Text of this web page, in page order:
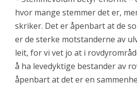
hvor mange stemmer det er,
skriker. Det er åpenbart at de
er de sterke motstanderne av
leit, for vi vet jo at i
å ha levedyktige bestander av
åpenbart at det er en